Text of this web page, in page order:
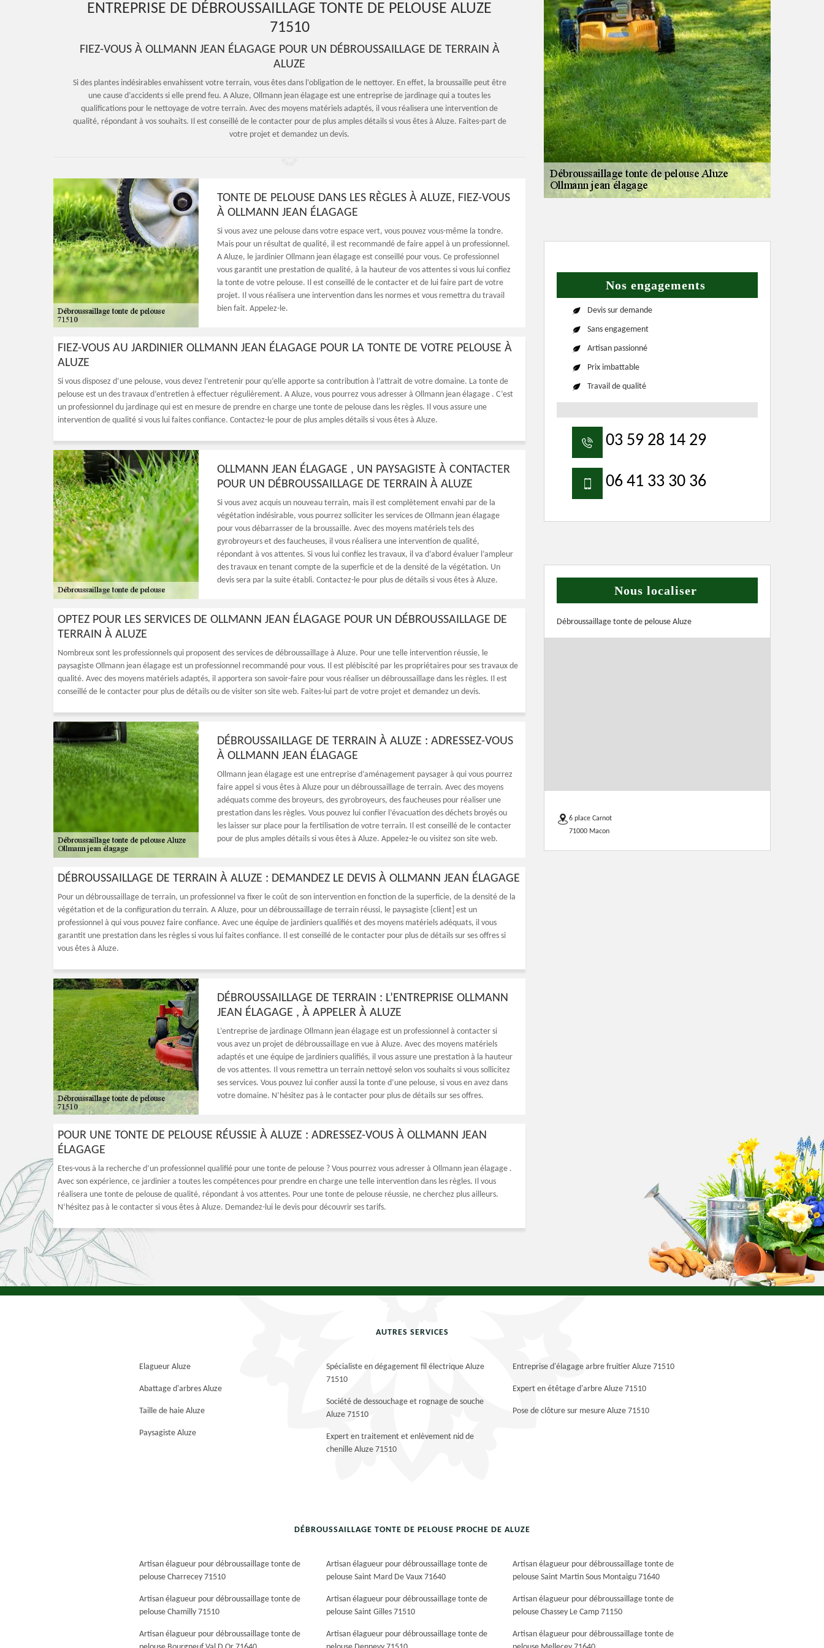
ENTREPRISE DE DÉBROUSSAILLAGE TONTE DE PELOUSE ALUZE
71510
FIEZ-VOUS À OLLMANN JEAN ÉLAGAGE POUR UN DÉBROUSSAILLAGE DE TERRAIN À
ALUZE
Si des plantes indésirables envahissent votre terrain, vous êtes dans l’obligation de le nettoyer. En effet, la broussaille peut être
une cause d’accidents si elle prend feu. A Aluze, Ollmann jean élagage est une entreprise de jardinage qui a toutes les
qualifications pour le nettoyage de votre terrain. Avec des moyens matériels adaptés, il vous réalisera une intervention de
qualité, répondant à vos souhaits. Il est conseillé de le contacter pour de plus amples détails si vous êtes à Aluze. Faites-part de
votre projet et demandez un devis.
TONTE DE PELOUSE DANS LES RÈGLES À ALUZE, FIEZ-VOUS
À OLLMANN JEAN ÉLAGAGE
Si vous avez une pelouse dans votre espace vert, vous pouvez vous-même la tondre.
Mais pour un résultat de qualité, il est recommandé de faire appel à un professionnel.
A Aluze, le jardinier Ollmann jean élagage est conseillé pour vous. Ce professionnel
vous garantit une prestation de qualité, à la hauteur de vos attentes si vous lui confiez
la tonte de votre pelouse. Il est conseillé de le contacter et de lui faire part de votre
projet. Il vous réalisera une intervention dans les normes et vous remettra du travail
bien fait. Appelez-le.
FIEZ-VOUS AU JARDINIER OLLMANN JEAN ÉLAGAGE POUR LA TONTE DE VOTRE PELOUSE À
ALUZE
Si vous disposez d’une pelouse, vous devez l’entretenir pour qu’elle apporte sa contribution à l’attrait de votre domaine. La tonte de
pelouse est un des travaux d’entretien à effectuer régulièrement. A Aluze, vous pourrez vous adresser à Ollmann jean élagage . C’est
un professionnel du jardinage qui est en mesure de prendre en charge une tonte de pelouse dans les règles. Il vous assure une
intervention de qualité si vous lui faites confiance. Contactez-le pour de plus amples détails si vous êtes à Aluze.
OLLMANN JEAN ÉLAGAGE , UN PAYSAGISTE À CONTACTER
POUR UN DÉBROUSSAILLAGE DE TERRAIN À ALUZE
Si vous avez acquis un nouveau terrain, mais il est complètement envahi par de la
végétation indésirable, vous pourrez solliciter les services de Ollmann jean élagage
pour vous débarrasser de la broussaille. Avec des moyens matériels tels des
gyrobroyeurs et des faucheuses, il vous réalisera une intervention de qualité,
répondant à vos attentes. Si vous lui confiez les travaux, il va d’abord évaluer l’ampleur
des travaux en tenant compte de la superficie et de la densité de la végétation. Un
devis sera par la suite établi. Contactez-le pour plus de détails si vous êtes à Aluze.
OPTEZ POUR LES SERVICES DE OLLMANN JEAN ÉLAGAGE POUR UN DÉBROUSSAILLAGE DE
TERRAIN À ALUZE
Nombreux sont les professionnels qui proposent des services de débroussaillage à Aluze. Pour une telle intervention réussie, le
paysagiste Ollmann jean élagage est un professionnel recommandé pour vous. Il est plébiscité par les propriétaires pour ses travaux de
qualité. Avec des moyens matériels adaptés, il apportera son savoir-faire pour vous réaliser un débroussaillage dans les règles. Il est
conseillé de le contacter pour plus de détails ou de visiter son site web. Faites-lui part de votre projet et demandez un devis.
DÉBROUSSAILLAGE DE TERRAIN À ALUZE : ADRESSEZ-VOUS
À OLLMANN JEAN ÉLAGAGE
Ollmann jean élagage est une entreprise d’aménagement paysager à qui vous pourrez
faire appel si vous êtes à Aluze pour un débroussaillage de terrain. Avec des moyens
adéquats comme des broyeurs, des gyrobroyeurs, des faucheuses pour réaliser une
prestation dans les règles. Vous pouvez lui confier l’évacuation des déchets broyés ou
les laisser sur place pour la fertilisation de votre terrain. Il est conseillé de le contacter
pour de plus amples détails si vous êtes à Aluze. Appelez-le ou visitez son site web.
DÉBROUSSAILLAGE DE TERRAIN À ALUZE : DEMANDEZ LE DEVIS À OLLMANN JEAN ÉLAGAGE
Pour un débroussaillage de terrain, un professionnel va fixer le coût de son intervention en fonction de la superficie, de la densité de la
végétation et de la configuration du terrain. A Aluze, pour un débroussaillage de terrain réussi, le paysagiste {client] est un
professionnel à qui vous pouvez faire confiance. Avec une équipe de jardiniers qualifiés et des moyens matériels adéquats, il vous
garantit une prestation dans les règles si vous lui faites confiance. Il est conseillé de le contacter pour plus de détails sur ses offres si
vous êtes à Aluze.
DÉBROUSSAILLAGE DE TERRAIN : L’ENTREPRISE OLLMANN
JEAN ÉLAGAGE , À APPELER À ALUZE
L’entreprise de jardinage Ollmann jean élagage est un professionnel à contacter si
vous avez un projet de débroussaillage en vue à Aluze. Avec des moyens matériels
adaptés et une équipe de jardiniers qualifiés, il vous assure une prestation à la hauteur
de vos attentes. Il vous remettra un terrain nettoyé selon vos souhaits si vous sollicitez
ses services. Vous pouvez lui confier aussi la tonte d’une pelouse, si vous en avez dans
votre domaine. N’hésitez pas à le contacter pour plus de détails sur ses offres.
POUR UNE TONTE DE PELOUSE RÉUSSIE À ALUZE : ADRESSEZ-VOUS À OLLMANN JEAN
ÉLAGAGE
Etes-vous à la recherche d’un professionnel qualifié pour une tonte de pelouse ? Vous pourrez vous adresser à Ollmann jean élagage .
Avec son expérience, ce jardinier a toutes les compétences pour prendre en charge une telle intervention dans les règles. Il vous
réalisera une tonte de pelouse de qualité, répondant à vos attentes. Pour une tonte de pelouse réussie, ne cherchez plus ailleurs.
N’hésitez pas à le contacter si vous êtes à Aluze. Demandez-lui le devis pour découvrir ses tarifs.
Nos engagements
Devis sur demande
Sans engagement
Artisan passionné
Prix imbattable
Travail de qualité
03 59 28 14 29
06 41 33 30 36
Nous localiser
Débroussaillage tonte de pelouse Aluze
6 place Carnot
71000 Macon
AUTRES SERVICES
Elagueur Aluze
Abattage d'arbres Aluze
Taille de haie Aluze
Paysagiste Aluze
Spécialiste en dégagement fil électrique Aluze
71510
Société de dessouchage et rognage de souche
Aluze 71510
Expert en traitement et enlèvement nid de
chenille Aluze 71510
Entreprise d'élagage arbre fruitier Aluze 71510
Expert en étêtage d'arbre Aluze 71510
Pose de clôture sur mesure Aluze 71510
DÉBROUSSAILLAGE TONTE DE PELOUSE PROCHE DE ALUZE
Artisan élagueur pour débroussaillage tonte de
pelouse Charrecey 71510
Artisan élagueur pour débroussaillage tonte de
pelouse Chamilly 71510
Artisan élagueur pour débroussaillage tonte de
Artisan élagueur pour débroussaillage tonte de
pelouse Saint Mard De Vaux 71640
Artisan élagueur pour débroussaillage tonte de
pelouse Saint Gilles 71510
Artisan élagueur pour débroussaillage tonte de
Artisan élagueur pour débroussaillage tonte de
pelouse Saint Martin Sous Montaigu 71640
Artisan élagueur pour débroussaillage tonte de
pelouse Chassey Le Camp 71150
Artisan élagueur pour débroussaillage tonte de